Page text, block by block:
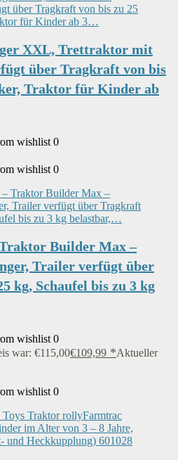
XXL, Trettraktor mit
über Tragkraft von bis
Traktor für Kinder ab
wishlist 0
wishlist 0
Traktor Builder Max –
Trailer verfügt über
kg, Schaufel bis zu 3 kg
wishlist 0
war: €115,00€109,99
Aktueller
wishlist 0